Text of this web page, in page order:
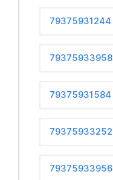
79375931244
79375933958
79375931584
79375933252
79375933956